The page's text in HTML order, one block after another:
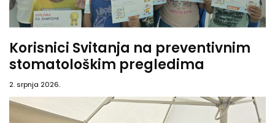
Korisnici Svitanja na preventivnim
stomatološkim pregledima
2. srpnja 2026.